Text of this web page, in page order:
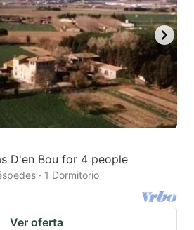
D'en Bou for 4 people
· 1 Dormitorio
Ver oferta